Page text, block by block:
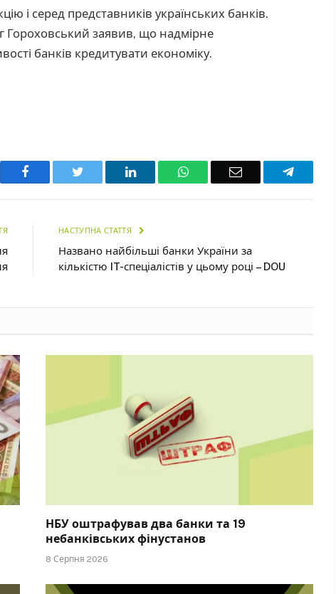
і серед представників українських банків.
Гороховський заявив, що надмірне
банків кредитувати економіку.
Facebook Twitter LinkedIn WhatsAppEmail Telegram
НАСТУПНА СТАТТЯ
Названо найбільші банки України за
кількістю IT-спеціалістів у цьому році – DOU
НБУ оштрафував два банки та 19
небанківських фінустанов
8 Серпня 2026